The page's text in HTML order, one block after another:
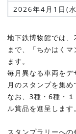
2026年4月1日(
地下鉄博物館では
まで、「ちかはく
ます。
毎月異なる車両を
月のスタンプを集め
なお、3種・6種・
ル賞品を進呈します。
スタンプラリーへ